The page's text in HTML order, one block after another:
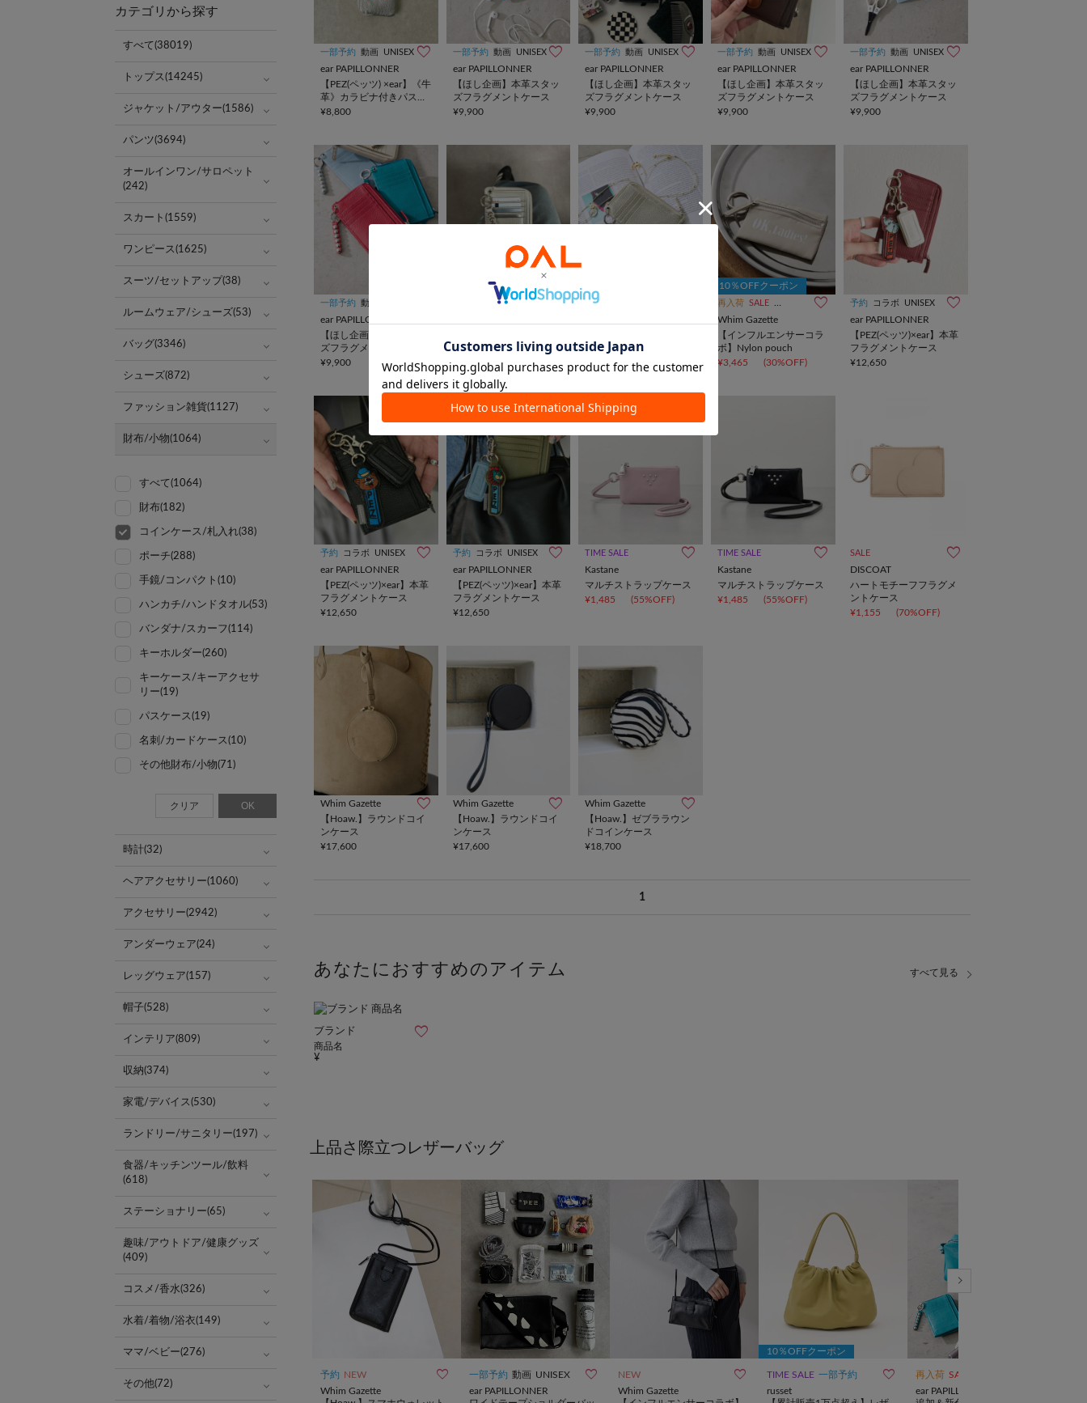
一部予約 動画 UNISEX
ear PAPILLONNER
【PEZ(ペッツ) ×ear】《牛
革》カラビナ付きパス＆
キーケース
¥8,800
一部予約 動画 UNISEX
ear PAPILLONNER
【ほし企画】本革スタッ
ズフラグメントケース
¥9,900
一部予約 動画 UNISEX
ear PAPILLONNER
【ほし企画】本革スタッ
ズフラグメントケース
¥9,900
一部予約 動画 UNISEX
ear PAPILLONNER
【ほし企画】本革スタッ
ズフラグメントケース
¥9,900
一部予約 動画 UNISEX
ear PAPILLONNER
【ほし企画】本革スタッ
ズフラグメントケース
¥9,900
一部予約 動画
ear PAPILLONNER
【ほし企画】本革スタッ
ズフラグメントケース
¥9,900
動画 UNISEX
ズフラグメントケース
¥9,900
一部予約
ズフラグメントケース
¥9,900
10％OFFクーポン
再入荷 SALE インフルエンサー企画
Whim Gazette
【インフルエンサーコラ
ボ】Nylon pouch
¥3,465
(30%OFF)
予約 コラボ UNISEX
ear PAPILLONNER
【PEZ(ペッツ)×ear】本革
フラグメントケース
¥12,650
予約 コラボ UNISEX
ear PAPILLONNER
【PEZ(ペッツ)×ear】本革
フラグメントケース
¥12,650
予約 コラボ UNISEX
ear PAPILLONNER
【PEZ(ペッツ)×ear】本革
フラグメントケース
¥12,650
TIME SALE
Kastane
マルチストラップケース
¥1,485
(55%OFF)
TIME SALE
Kastane
マルチストラップケース
¥1,485
(55%OFF)
SALE
DISCOAT
ハートモチーフフラグメ
ントケース
¥1,155
(70%OFF)
Whim Gazette
【Hoaw.】ラウンドコイ
ンケース
¥17,600
Whim Gazette
【Hoaw.】ラウンドコイ
ンケース
¥17,600
Whim Gazette
【Hoaw.】ゼブララウン
ドコインケース
¥18,700
1
あなたにおすすめのアイテム
ブランド
商品名
上品さ際立つレザーバッグ
予約 NEW 
Whim Gazette
一部予約 動画 UNISEX 
ear PAPILLONNER
NEW 
Whim Gazette
10％OFFクーポン
TIME SALE 一部予約 
russet
再入荷 SALE
ear PAPILLONNER
カテゴリから探す
すべて(38019)
トップス(14245)
ジャケット/アウター(1586)
パンツ(3694)
オールインワン/サロペット
(242)
スカート(1559)
ワンピース(1625)
スーツ/セットアップ(38)
ルームウェア/シューズ(53)
バッグ(3346)
シューズ(872)
ファッション雑貨(1127)
財布/小物(1064)
すべて(1064)
財布(182)
コインケース/札入れ(38)
ポーチ(288)
手鏡/コンパクト(10)
ハンカチ/ハンドタオル(53)
バンダナ/スカーフ(114)
キーホルダー(260)
キーケース/キーアクセサ
リー(19)
パスケース(19)
名刺/カードケース(10)
その他財布/小物(71)
クリア OK
時計(32)
ヘアアクセサリー(1060)
アクセサリー(2942)
アンダーウェア(24)
レッグウェア(157)
帽子(528)
インテリア(809)
収納(374)
家電/デバイス(530)
ランドリー/サニタリー(197)
食器/キッチンツール/飲料
(618)
ステーショナリー(65)
趣味/アウトドア/健康グッズ
(409)
コスメ/香水(326)
水着/着物/浴衣(149)
ママ/ベビー(276)
その他(72)